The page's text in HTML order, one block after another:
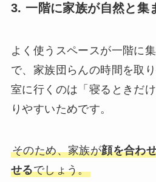
3. 一階に家族が自然と集
よく使うスペースが一階に
で、家族団らんの時間を取
室に行くのは「寝るときだ
りやすいためです。
そのため、家族が顔を合わ
せるでしょう。